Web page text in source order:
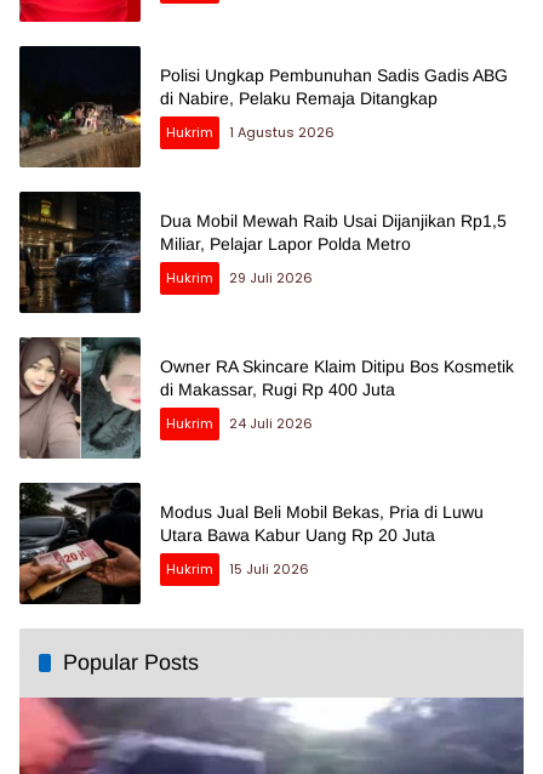
Polisi Ungkap Pembunuhan Sadis Gadis ABG
di Nabire, Pelaku Remaja Ditangkap
Hukrim
1 Agustus 2026
Dua Mobil Mewah Raib Usai Dijanjikan Rp1,5
Miliar, Pelajar Lapor Polda Metro
Hukrim
29 Juli 2026
Owner RA Skincare Klaim Ditipu Bos Kosmetik
di Makassar, Rugi Rp 400 Juta
Hukrim
24 Juli 2026
Modus Jual Beli Mobil Bekas, Pria di Luwu
Utara Bawa Kabur Uang Rp 20 Juta
Hukrim
15 Juli 2026
Popular Posts